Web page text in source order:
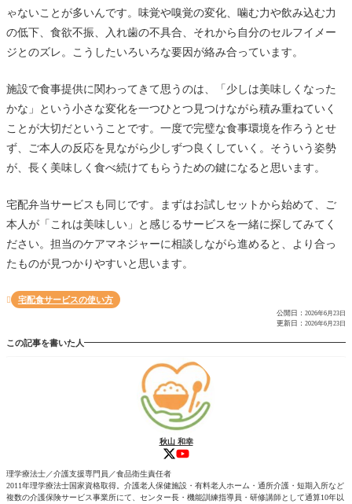
ゃないことが多いんです。味覚や嗅覚の変化、噛む力や飲み込む力
の低下、食欲不振、入れ歯の不具合、それから自分のセルフイメー
ジとのズレ。こうしたいろいろな要因が絡み合っています。
施設で食事提供に関わってきて思うのは、「少しは美味しくなった
かな」という小さな変化を一つひとつ見つけながら積み重ねていく
ことが大切だということです。一度で完璧な食事環境を作ろうとせ
ず、ご本人の反応を見ながら少しずつ良くしていく。そういう姿勢
が、長く美味しく食べ続けてもらうための鍵になると思います。
宅配弁当サービスも同じです。まずはお試しセットから始めて、ご
本人が「これは美味しい」と感じるサービスを一緒に探してみてく
ださい。担当のケアマネジャーに相談しながら進めると、より合っ
たものが見つかりやすいと思います。
 宅配食サービスの使い方
公開日： 2026年6月23日
更新日： 2026年6月23日
この記事を書いた人
秋山 和幸
理学療法士／介護支援専門員／食品衛生責任者
2011年理学療法士国家資格取得。介護老人保健施設・有料老人ホーム・通所介護・短期入所など
複数の介護保険サービス事業所にて、センター長・機能訓練指導員・研修講師として通算10年以